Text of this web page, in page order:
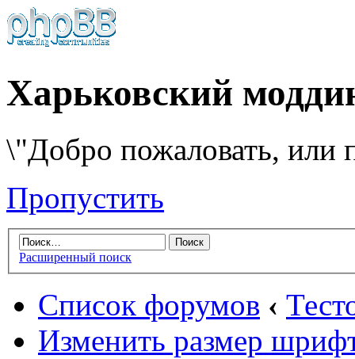
Харьковский
\"Добро пожаловать, или
Пропустить
Расширенный поиск
Список форумов ‹
Изменить размер